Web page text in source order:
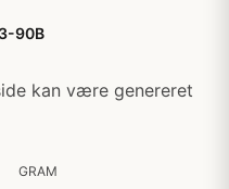
90B
kan være genereret
GRAM